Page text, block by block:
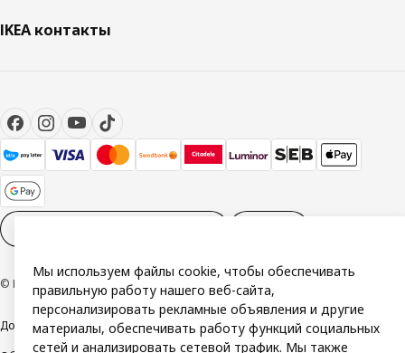
IKEA контакты
© Inter IKEA Systems B.V. 1999-2026
ДоступностьПолитика конфиденциальности и использования cookie
Мы используем файлы cookie, чтобы обеспечивать
правильную работу нашего веб-сайта,
персонализировать рекламные объявления и другие
материалы, обеспечивать работу функций социальных
сетей и анализировать сетевой трафик. Мы также